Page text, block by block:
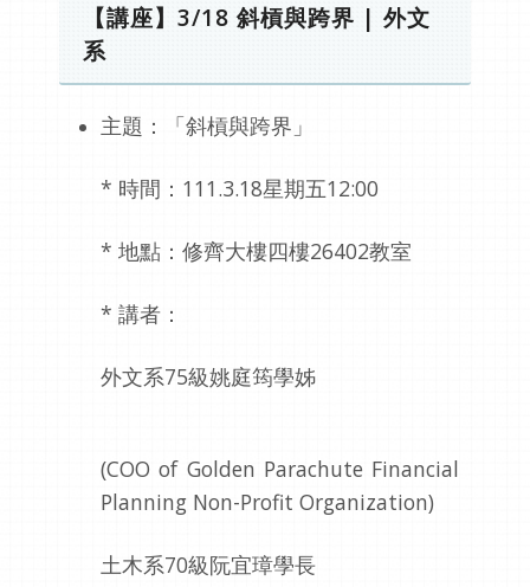
【講座】3/18 斜槓與跨界 | 外文
系
主題：「斜槓與跨界」
* 時間：111.3.18星期五12:00
* 地點：修齊大樓四樓26402教室
* 講者：
外文系75級姚庭筠學姊
(COO of Golden Parachute Financial
Planning Non-Profit Organization)
土木系70級阮宜璋學長